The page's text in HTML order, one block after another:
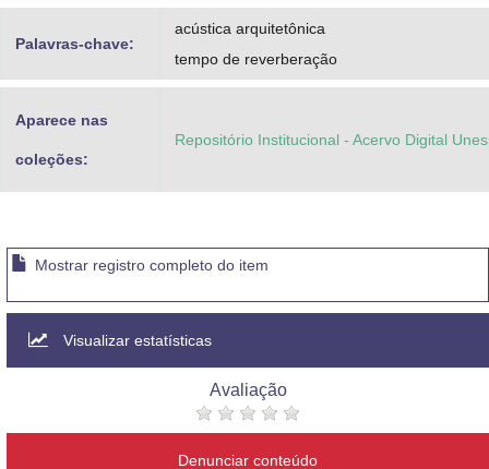
Palavras-chave:
acústica arquitetônica
tempo de reverberação
Aparece nas
coleções:
Repositório Institucional - Acervo Digital
Mostrar registro completo do item
Visualizar estatísticas
Avaliação
Denunciar conteúdo